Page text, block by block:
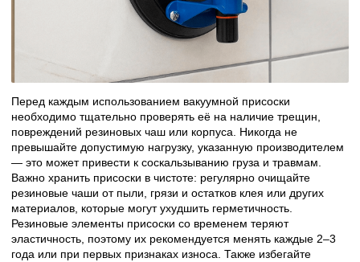
Перед каждым использованием вакуумной присоски
необходимо тщательно проверять её на наличие трещин,
повреждений резиновых чаш или корпуса. Никогда не
превышайте допустимую нагрузку, указанную производителем
— это может привести к соскальзыванию груза и травмам.
Важно хранить присоски в чистоте: регулярно очищайте
резиновые чаши от пыли, грязи и остатков клея или других
материалов, которые могут ухудшить герметичность.
Резиновые элементы присоски со временем теряют
эластичность, поэтому их рекомендуется менять каждые 2–3
года или при первых признаках износа. Также избегайте